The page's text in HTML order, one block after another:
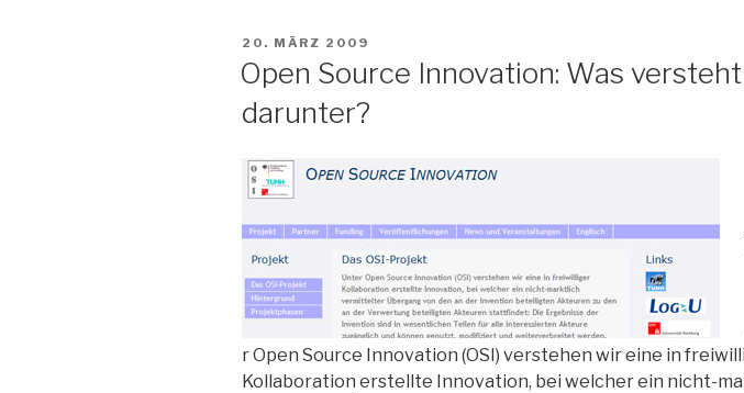
VERÖFFENTLICHT
20. MÄRZ 2009
Open Source Innovation: Was
darunter?
r Open Source Innovation (OSI) verstehen wir eine in
Kollaboration erstellte Innovation, bei welcher ein nicht-